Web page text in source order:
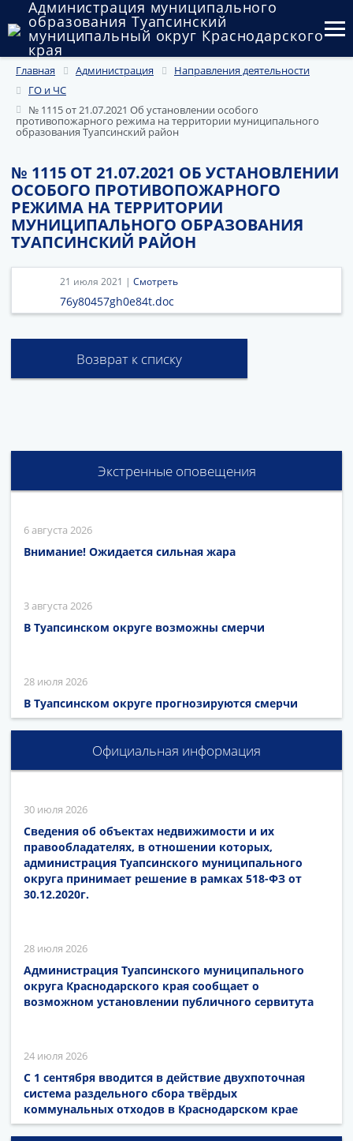
Администрация муниципального
образования Туапсинский
муниципальный округ Краснодарского
края
Округ
Администрация
Муниципальные закупки
Государственный и муниципальный контроль
Муниципальное имущество
Публичные слушания и общественные обсуждения
Документы
Главная Администрация
Направления деятельности
ГО и ЧС
№ 1115 от 21.07.2021 Об установлении особого
противопожарного режима на территории муниципального
образования Туапсинский район
№ 1115 ОТ 21.07.2021 ОБ УСТАНОВЛЕНИИ
ОСОБОГО ПРОТИВОПОЖАРНОГО
РЕЖИМА НА ТЕРРИТОРИИ
МУНИЦИПАЛЬНОГО ОБРАЗОВАНИЯ
ТУАПСИНСКИЙ РАЙОН
21 июля 2021 | Смотреть
76y80457gh0e84t.doc
Возврат к списку
Экстренные оповещения
6 августа 2026
Внимание! Ожидается сильная жара
3 августа 2026
В Туапсинском округе возможны смерчи
28 июля 2026
В Туапсинском округе прогнозируются смерчи
Официальная информация
30 июля 2026
Сведения об объектах недвижимости и их
правообладателях, в отношении которых,
администрация Туапсинского муниципального
округа принимает решение в рамках 518-ФЗ от
30.12.2020г.
28 июля 2026
Администрация Туапсинского муниципального
округа Краснодарского края сообщает о
возможном установлении публичного сервитута
24 июля 2026
С 1 сентября вводится в действие двухпоточная
система раздельного сбора твёрдых
коммунальных отходов в Краснодарском крае